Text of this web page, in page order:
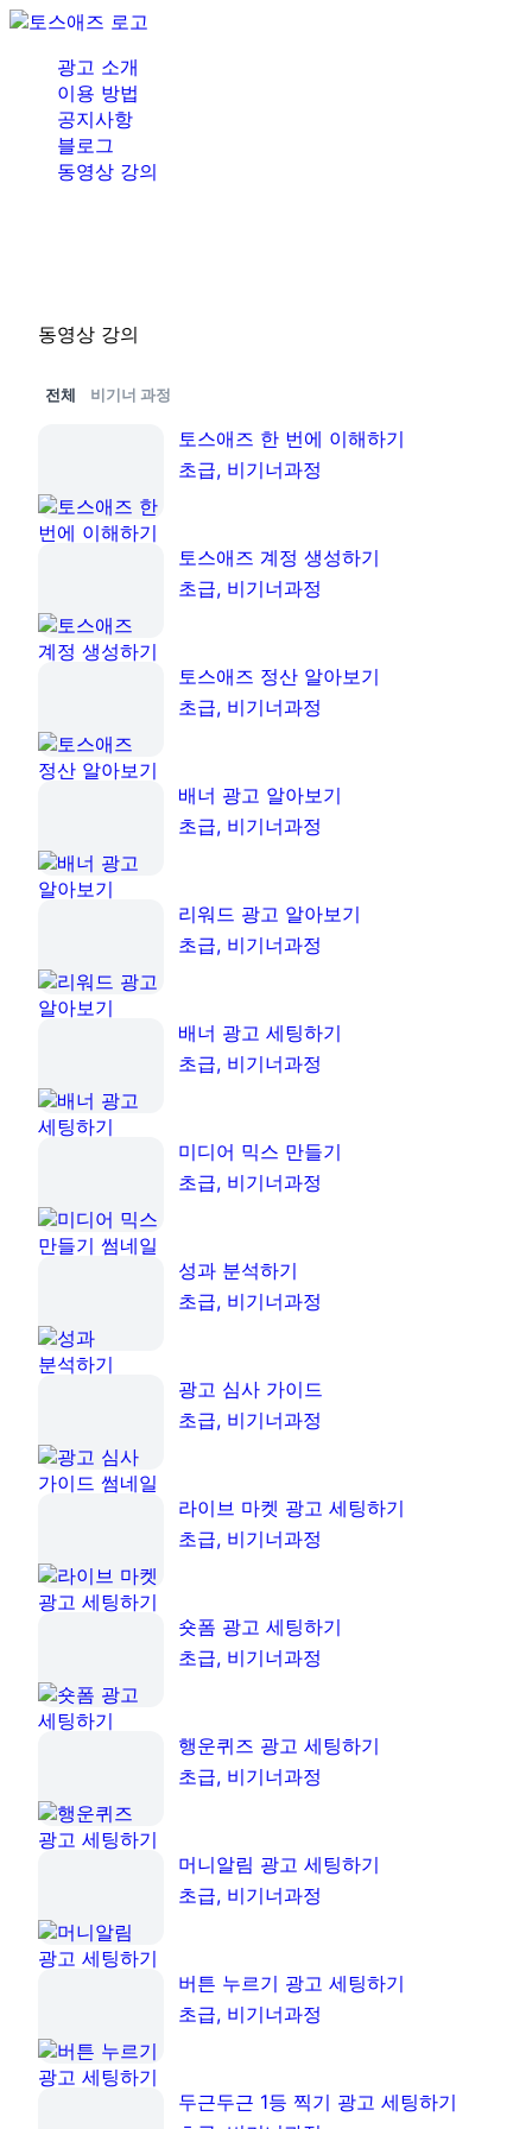
광고 소개
이용 방법
공지사항
블로그
동영상 강의
동영상 강의
전체 비기너 과정
토스애즈 한 번에 이해하기
초급, 비기너과정
토스애즈 계정 생성하기
초급, 비기너과정
토스애즈 정산 알아보기
초급, 비기너과정
배너 광고 알아보기
초급, 비기너과정
리워드 광고 알아보기
초급, 비기너과정
배너 광고 세팅하기
초급, 비기너과정
미디어 믹스 만들기
초급, 비기너과정
성과 분석하기
초급, 비기너과정
광고 심사 가이드
초급, 비기너과정
라이브 마켓 광고 세팅하기
초급, 비기너과정
숏폼 광고 세팅하기
초급, 비기너과정
행운퀴즈 광고 세팅하기
초급, 비기너과정
머니알림 광고 세팅하기
초급, 비기너과정
버튼 누르기 광고 세팅하기
초급, 비기너과정
두근두근 1등 찍기 광고 세팅하기